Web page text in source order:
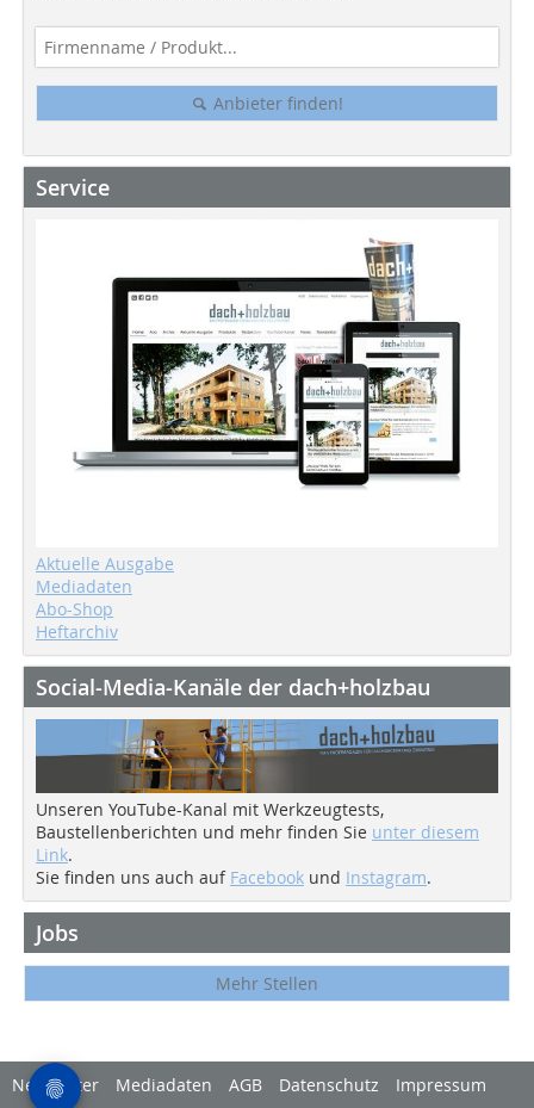
Anbieter finden!
Service
Aktuelle Ausgabe
Mediadaten
Abo-Shop
Heftarchiv
Social-Media-Kanäle der dach+holzbau
Unseren YouTube-Kanal mit Werkzeugtests,
Baustellenberichten und mehr finden Sie unter diesem
Link.
Sie finden uns auch auf Facebook und Instagram.
Jobs
Mehr Stellen
Newsletter Mediadaten AGB Datenschutz Impressum